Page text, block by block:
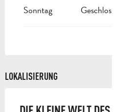
Sonntag Geschlossen
LOKALISIERUNG